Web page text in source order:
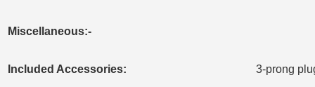
Miscellaneous:-
Included Accessories: 3-prong